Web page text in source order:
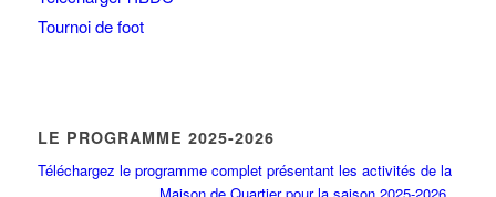
Tournoi de foot
LE PROGRAMME 2025-2026
Téléchargez le programme complet présentant les activités de la